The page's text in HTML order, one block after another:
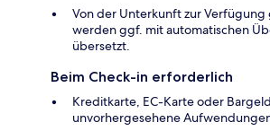
Von der Unterkunft zur
werden ggf. mit automatischen
übersetzt.
Beim Check-in erforderlich
Kreditkarte, EC-Karte oder
unvorhergesehene